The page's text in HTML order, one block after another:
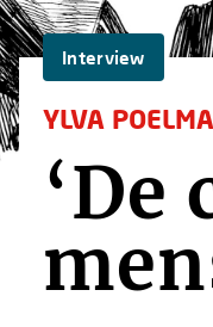
Interview
YLVA